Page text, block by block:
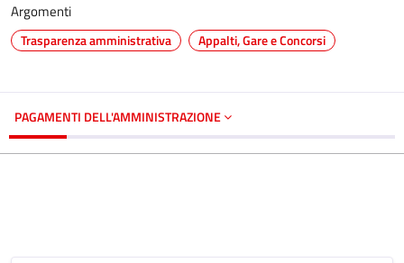
Argomenti
Trasparenza amministrativa Appalti, Gare e Concorsi
PAGAMENTI DELL'AMMINISTRAZIONE